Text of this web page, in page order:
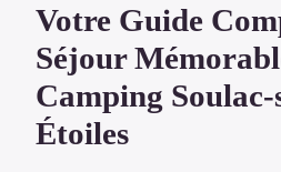
Votre Guide
Séjour
Camping
Étoiles